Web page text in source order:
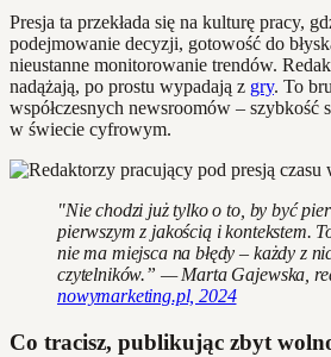
Presja ta przekłada się na kulturę pracy,
podejmowanie decyzji, gotowość do
nieustanne monitorowanie trendów.
nadążają, po prostu wypadają z gry. To
współczesnych newsroomów – szybkość
w świecie cyfrowym.
"Nie chodzi już tylko o to, by być
pierwszym z jakością i kontekstem.
nie ma miejsca na błędy – każdy z
czytelników.” — Marta Gajewska,
nowymarketing.pl, 2024
Co tracisz, publikując zbyt